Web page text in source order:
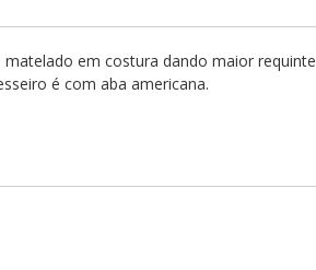
em costura dando maior requinte
é com aba americana.